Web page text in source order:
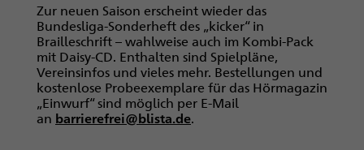
Zur neuen Saison erscheint wieder das
Bundesliga-Sonderheft des „kicker“ in
Brailleschrift – wahlweise auch im Kombi-Pack
mit Daisy-CD. Enthalten sind Spielpläne,
Vereinsinfos und vieles mehr. Bestellungen und
kostenlose Probeexemplare für das Hörmagazin
„Einwurf“ sind möglich per E-Mail
an barrierefrei@blista.de.